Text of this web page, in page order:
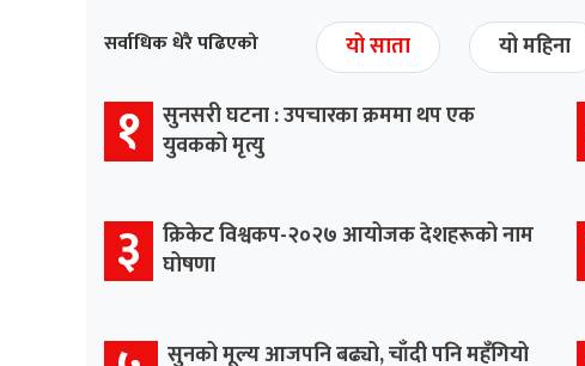
सर्वाधिक धेरै पढिएको यो साता यो महिना
१
सुनसरी घटना : उपचारका क्रममा थप एक
युवकको मृत्यु
३
क्रिकेट विश्वकप-२०२७ आयोजक देशहरूको नाम
घोषणा
सुनको मूल्य आजपनि बढ्यो, चाँदी पनि महँगियो